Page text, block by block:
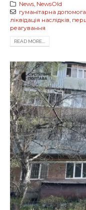
News, NewsOld
гуманітарна допомога
ліквідація наслідків,
реагування
READ MORE...